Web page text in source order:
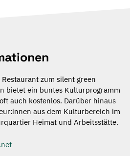
Restaurant zum silent green
bietet ein buntes Kulturprogramm
auch kostenlos. Darüber hinaus
aus dem Kulturbereich im
Heimat und Arbeitsstätte.